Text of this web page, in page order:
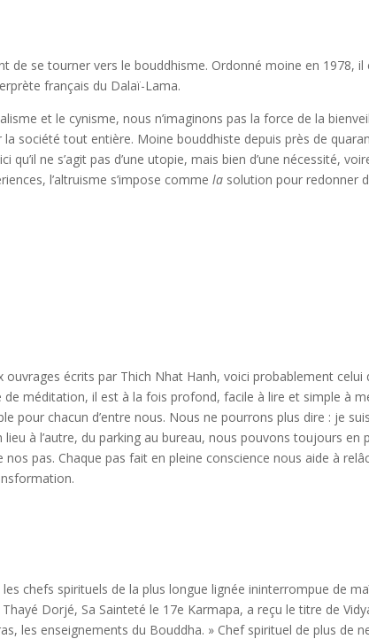
de se tourner vers le bouddhisme. Ordonné moine en 1978, il
français du Dalaï-Lama.
et le cynisme, nous n’imaginons pas la force de la
société tout entière. Moine bouddhiste depuis près de
ne s’agit pas d’une utopie, mais bien d’une nécessité,
l’altruisme s’impose commela solution pour redonner
ouvrages écrits par Thich Nhat Hanh, voici probablement
de méditation, il est à la fois profond, facile à lire et simple à
pour chacun d’entre nous. Nous ne pourrons plus dire : je
lieu à l’autre, du parking au bureau, nous pouvons toujours
nos pas. Chaque pas fait en pleine conscience nous aide à
chefs spirituels de la plus longue lignée ininterrompue de
Dorjé, Sa Sainteté le 17e Karmapa, a reçu le titre de
les enseignements du Bouddha. » Chef spirituel de plus de